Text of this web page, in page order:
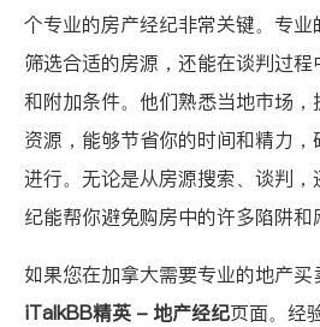
个专业的房产经纪非常关键。专
筛选合适的房源，还能在谈判过
和附加条件。他们熟悉当地市场
资源，能够节省你的时间和精力
进行。无论是从房源搜索、谈判
纪能帮你避免购房中的许多陷阱和
如果您在加拿大需要专业的地产
iTalkBB精英 - 地产经纪页面。经